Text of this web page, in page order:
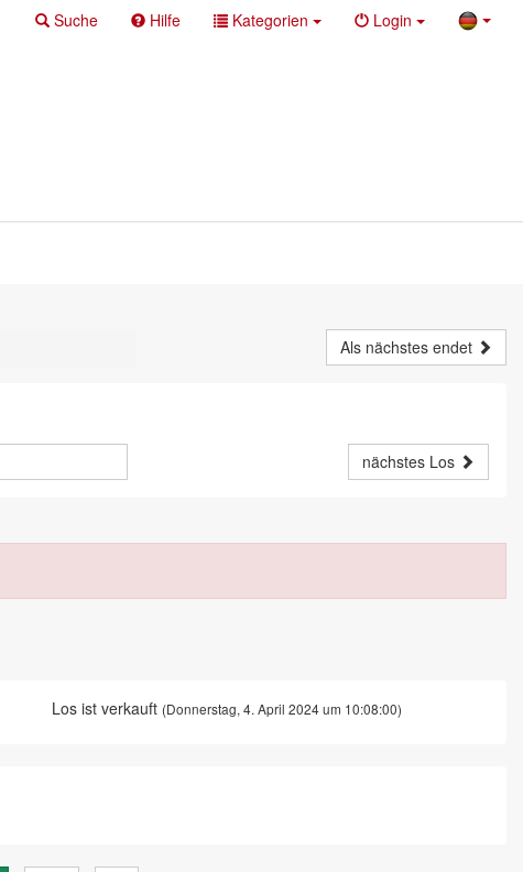
Suche Hilfe Kategorien Login
Als nächstes endet
nächstes Los
Los ist verkauft (Donnerstag, 4. April 2024 um 10:08:00)